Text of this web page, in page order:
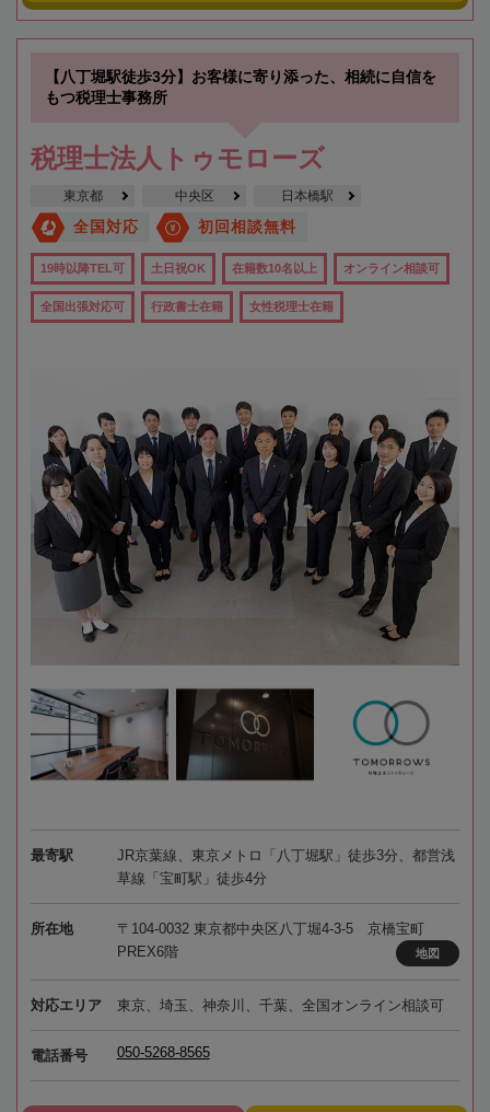
【八丁堀駅徒歩3分】お客様に寄り添った、相続に自信を
もつ税理士事務所
税理士法人トゥモローズ
東京都 中央区 日本橋駅
全国対応 初回相談無料
19時以降TEL可 土日祝OK 在籍数10名以上 オンライン相談可
全国出張対応可 行政書士在籍 女性税理士在籍
最寄駅
JR京葉線、東京メトロ「八丁堀駅」徒歩3分、都営浅
草線「宝町駅」徒歩4分
所在地
〒104-0032 東京都中央区八丁堀4-3-5 京橋宝町
PREX6階
地図
対応エリア 東京、埼玉、神奈川、千葉、全国オンライン相談可
電話番号 050-5268-8565